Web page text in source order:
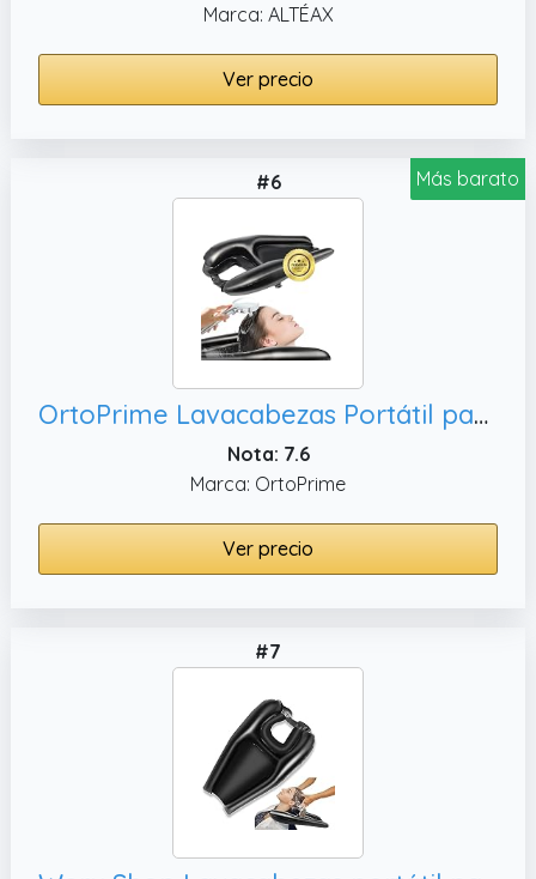
Marca: ALTÉAX
Ver precio
Más barato
#6
OrtoPrime Lavacabezas Portátil para Casa Hinchable - Lavacabezas Hinchable - Lavabo inflable para el Cabello - Lavacabezas para Cama Adultos y Niños - Lavacabezas PELUQUERÍA + HOGAR
Nota: 7.6
Marca: OrtoPrime
Ver precio
#7